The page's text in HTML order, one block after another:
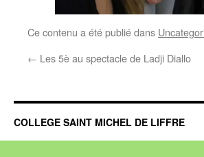
Ce contenu a été publié dans
← Les 5è au spectacle de Ladji Diallo
COLLEGE SAINT MICHEL DE LIFFRE